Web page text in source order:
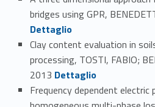
bridges using GPR,
Dettaglio
Clay content evaluation in
processing, TOSTI, FABIO;
2013 Link identifier #identifier_person_18871-30
Dettaglio
Frequency dependent